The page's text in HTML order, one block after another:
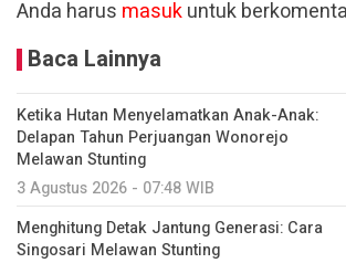
Anda harus masukuntuk
Baca Lainnya
Ketika Hutan Menyelamatkan Anak-Anak:
Delapan Tahun Perjuangan Wonorejo
Melawan Stunting
3 Agustus 2026 - 07:48 WIB
Menghitung Detak Jantung Generasi: Cara
Singosari Melawan Stunting